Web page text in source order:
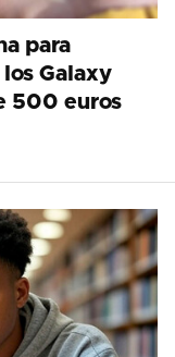
para
Galaxy
500 euros